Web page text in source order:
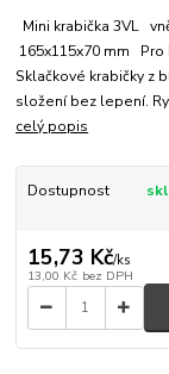
Mini krabička 3VL
165x115x70 mm
Sklačkové krabičky z
složení bez lepení.
celý popis
Dostupnost
15,73 Kč/ks
13,00 Kč bez DPH